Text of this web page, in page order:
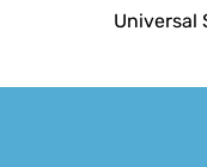
Universal